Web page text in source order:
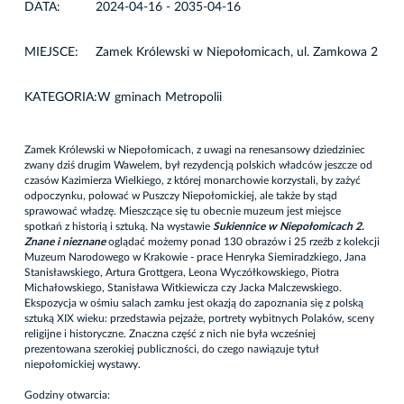
DATA: 2024-04-16 - 2035-04-16
MIEJSCE: Zamek Królewski w Niepołomicach, ul. Zamkowa 2
KATEGORIA:W gminach Metropolii
Zamek Królewski w Niepołomicach, z uwagi na renesansowy dziedziniec
zwany dziś drugim Wawelem, był rezydencją polskich władców jeszcze od
czasów Kazimierza Wielkiego, z której monarchowie korzystali, by zażyć
odpoczynku, polować w Puszczy Niepołomickiej, ale także by stąd
sprawować władzę. Mieszczące się tu obecnie muzeum jest miejsce
spotkań z historią i sztuką. Na wystawie Sukiennice w Niepołomicach 2.
Znane i nieznaneoglądać możemy ponad 130 obrazów i 25 rzeźb z kolekcji
Muzeum Narodowego w Krakowie - prace Henryka Siemiradzkiego, Jana
Stanisławskiego, Artura Grottgera, Leona Wyczółkowskiego, Piotra
Michałowskiego, Stanisława Witkiewicza czy Jacka Malczewskiego.
Ekspozycja w ośmiu salach zamku jest okazją do zapoznania się z polską
sztuką XIX wieku: przedstawia pejzaże, portrety wybitnych Polaków, sceny
religijne i historyczne. Znaczna część z nich nie była wcześniej
prezentowana szerokiej publiczności, do czego nawiązuje tytuł
niepołomickiej wystawy.
Godziny otwarcia: